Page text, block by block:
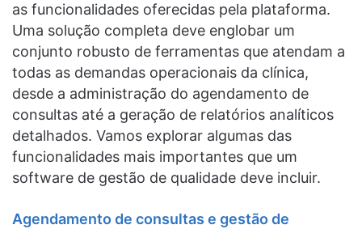
as funcionalidades oferecidas pela plataforma.
Uma solução completa deve englobar um
conjunto robusto de ferramentas que atendam a
todas as demandas operacionais da clínica,
desde a administração do agendamento de
consultas até a geração de relatórios analíticos
detalhados. Vamos explorar algumas das
funcionalidades mais importantes que um
software de gestão de qualidade deve incluir.
Agendamento de consultas e gestão de